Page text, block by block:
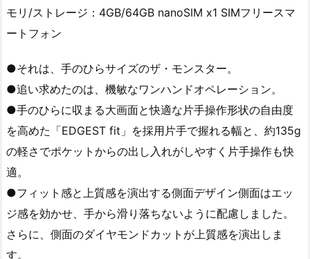
モリ/ストレージ：4GB/64GB nanoSIM x1 SIMフリースマ
ートフォン
●それは、手のひらサイズのザ・モンスター。
●追い求めたのは、機敏なワンハンドオペレーション。
●手のひらに収まる大画面と快適な片手操作形状の自由度
を高めた「EDGEST fit」を採用片手で握れる幅と、約135g
の軽さでポケットからの出し入れがしやすく片手操作も快
適。
●フィット感と上質感を演出する側面デザイン側面はエッ
ジ感を効かせ、手から滑り落ちないように配慮しました。
さらに、側面のダイヤモンドカットが上質感を演出しま
す。